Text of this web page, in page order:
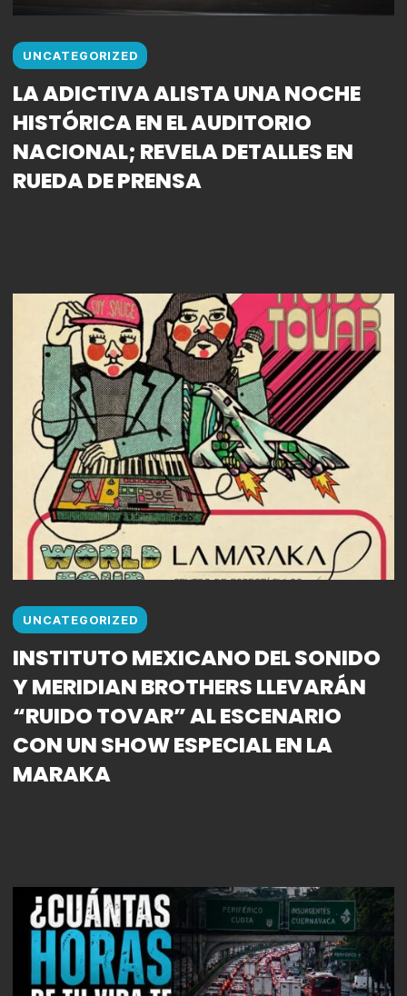
UNCATEGORIZED
LA ADICTIVA ALISTA UNA NOCHE
HISTÓRICA EN EL AUDITORIO
NACIONAL; REVELA DETALLES EN
RUEDA DE PRENSA
UNCATEGORIZED
INSTITUTO MEXICANO DEL SONIDO
Y MERIDIAN BROTHERS LLEVARÁN
“RUIDO TOVAR” AL ESCENARIO
CON UN SHOW ESPECIAL EN LA
MARAKA